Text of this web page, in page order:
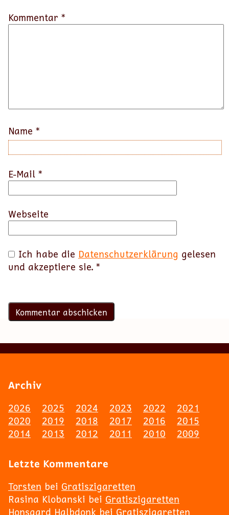
Kommentar *
Name *
E-Mail *
Webseite
Ich habe die Datenschutzerklärung gelesen
und akzeptiere sie. *
Archiv
2026 2025 2024 2023 2022
2021
2020
2019 2018 2017 2016
2015
2014
2013 2012 2011 2010 2009
Letzte Kommentare
Torsten bei Gratiszigaretten
Rasina Klobanski bei Gratiszigaretten
Honsgard Halbdonk bei Gratiszigaretten